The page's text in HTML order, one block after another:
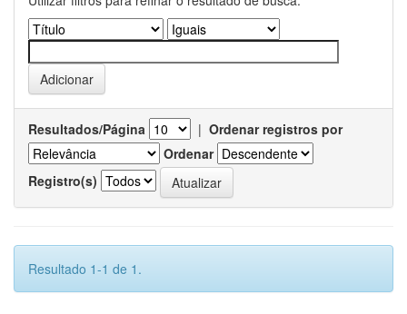
Resultados/Página | Ordenar registros por
Ordenar
Registro(s)
Resultado 1-1 de 1.